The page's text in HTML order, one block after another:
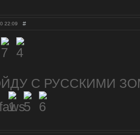
22:09 #
С РУССКИМИ